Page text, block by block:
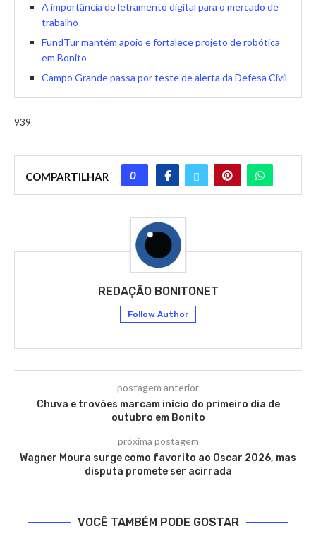
A importância do letramento digital para o mercado de
trabalho
FundTur mantém apoio e fortalece projeto de robótica
em Bonito
Campo Grande passa por teste de alerta da Defesa Civil
939
COMPARTILHAR 0
REDAÇÃO BONITONET
Follow Author
postagem anterior
Chuva e trovões marcam início do primeiro dia de
outubro em Bonito
próxima postagem
Wagner Moura surge como favorito ao Oscar 2026, mas
disputa promete ser acirrada
VOCÊ TAMBÉM PODE GOSTAR